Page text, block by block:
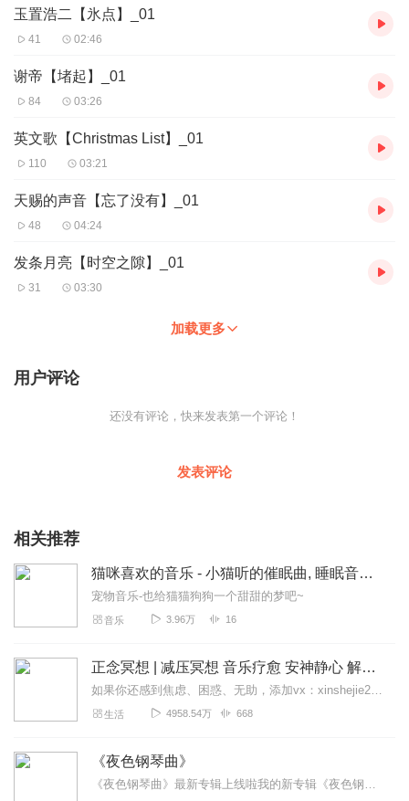
玉置浩二【氷点】_01
41 02:46
谢帝【堵起】_01
84 03:26
英文歌【Christmas List】_01
110 03:21
天赐的声音【忘了没有】_01
48 04:24
发条月亮【时空之隙】_01
31 03:30
加载更多
用户评论
还没有评论，快来发表第一个评论！
发表评论
相关推荐
猫咪喜欢的音乐 - 小猫听的催眠曲, 睡眠音乐的狗和猫, 放松猫的音乐
宠物音乐-也给猫猫狗狗一个甜甜的梦吧~
音乐 3.96万 16
正念冥想 | 减压冥想 音乐疗愈 安神静心 解郁降噪
如果你还感到焦虑、困惑、无助，添加vx：xinshejie2018、vx公众号：宣萱心伴，与主播宣萱开启心灵交流之旅，共建温暖的精神家园！如果你喜欢我的内容，请...
生活 4958.54万 668
《夜色钢琴曲》
《夜色钢琴曲》最新专辑上线啦我的新专辑《夜色钢琴曲最新专辑》（点击跳转）已经上线，新专辑是《夜色钢琴曲》的升级版，我精选了诸多经典原创作品与大家分享，愿未来...